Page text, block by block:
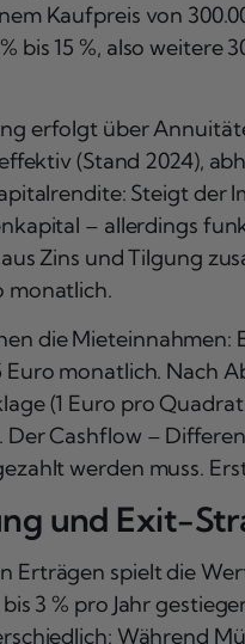
Kaufpreis von
bis 15 %, also weitere
erfolgt über
effektiv (Stand 2024),
Steigt der
– allerdings
Zins und Tilgung
monatlich.
die Mieteinnahmen:
Euro monatlich. Nach
(1 Euro pro
Der Cashflow –
werden muss.
und Exit-
Erträgen spielt die
3 % pro Jahr
Während